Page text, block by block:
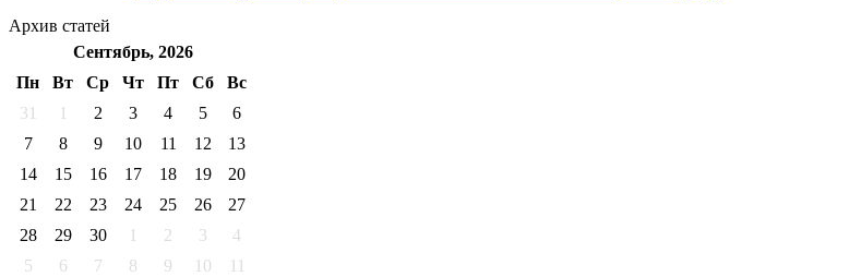
Архив статей
Сентябрь, 2026
Пн
Вт Ср Чт Пт Cб
Вс
31
1 2 3 4 5
6
7
8 9 10 11 12
13
14
15 16 17 18 19
20
21
22 23 24 25 26
27
28
29 30 1 2 3
4
5
6 7 8 9 10
11